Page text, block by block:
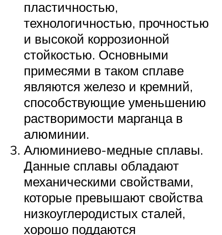
пластичностью,
технологичностью, прочностью
и высокой коррозионной
стойкостью. Основными
примесями в таком сплаве
являются железо и кремний,
способствующие уменьшению
растворимости марганца в
алюминии.
Алюминиево-медные сплавы.
Данные сплавы обладают
механическими свойствами,
которые превышают свойства
низкоуглеродистых сталей,
хорошо поддаются